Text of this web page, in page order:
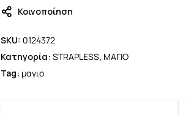
Κοινοποίηση
SKU: 0124372
Κατηγορία: STRAPLESS, ΜΑΓΙΟ
Tag: μαγιο